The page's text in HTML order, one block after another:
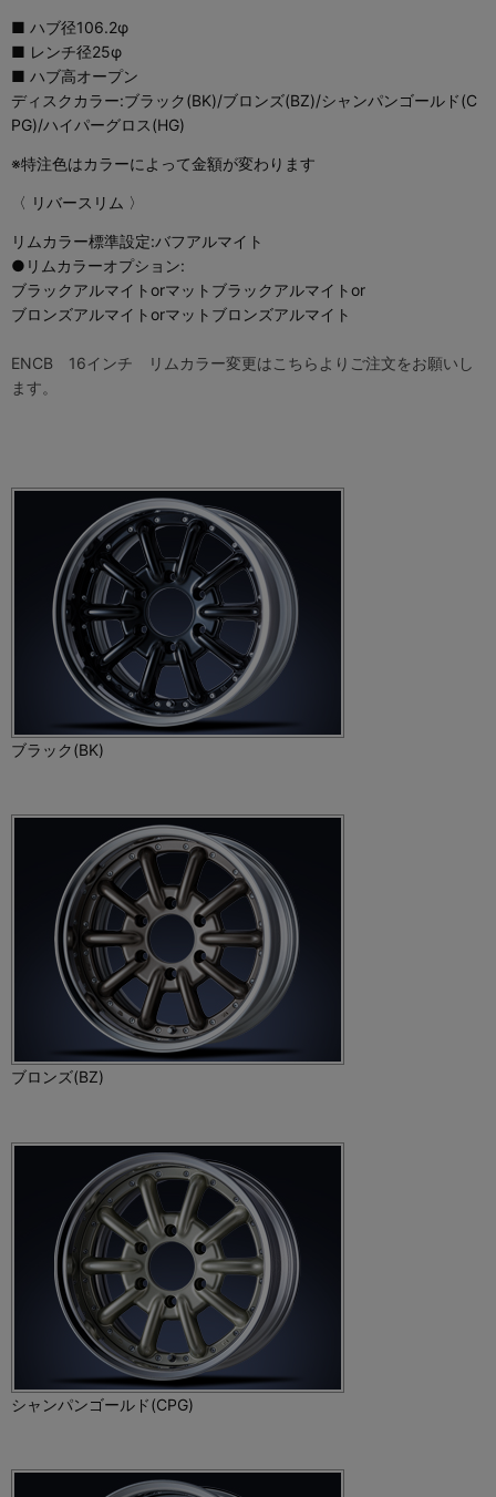
■ ハブ径106.2φ
■ レンチ径25φ
■ ハブ高オープン
ディスクカラー:ブラック(BK)/ブロンズ(BZ)/シャンパンゴールド(C
PG)/ハイパーグロス(HG)
※特注色はカラーによって金額が変わります
〈 リバースリム 〉
リムカラー標準設定:バフアルマイト
●リムカラーオプション:
ブラックアルマイトorマットブラックアルマイトor
ブロンズアルマイトorマットブロンズアルマイト
ENCB 16インチ リムカラー変更はこちらよりご注文をお願いし
ます。
ブラック(BK)
ブロンズ(BZ)
シャンパンゴールド(CPG)